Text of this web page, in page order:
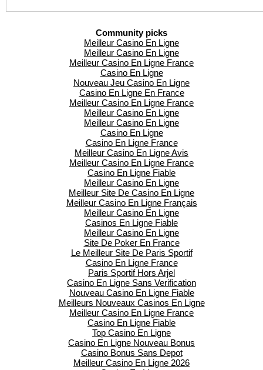
Community picks
Meilleur Casino En Ligne
Meilleur Casino En Ligne
Meilleur Casino En Ligne France
Casino En Ligne
Nouveau Jeu Casino En Ligne
Casino En Ligne En France
Meilleur Casino En Ligne France
Meilleur Casino En Ligne
Meilleur Casino En Ligne
Casino En Ligne
Casino En Ligne France
Meilleur Casino En Ligne Avis
Meilleur Casino En Ligne France
Casino En Ligne Fiable
Meilleur Casino En Ligne
Meilleur Site De Casino En Ligne
Meilleur Casino En Ligne Français
Meilleur Casino En Ligne
Casinos En Ligne Fiable
Meilleur Casino En Ligne
Site De Poker En France
Le Meilleur Site De Paris Sportif
Casino En Ligne France
Paris Sportif Hors Arjel
Casino En Ligne Sans Verification
Nouveau Casino En Ligne Fiable
Meilleurs Nouveaux Casinos En Ligne
Meilleur Casino En Ligne France
Casino En Ligne Fiable
Top Casino En Ligne
Casino En Ligne Nouveau Bonus
Casino Bonus Sans Depot
Meilleur Casino En Ligne 2026